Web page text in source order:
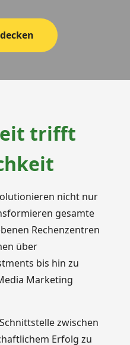
trifft
nicht nur
gesamte
Rechenzentren
über
bis hin zu
Marketing
zwischen
Erfolg zu